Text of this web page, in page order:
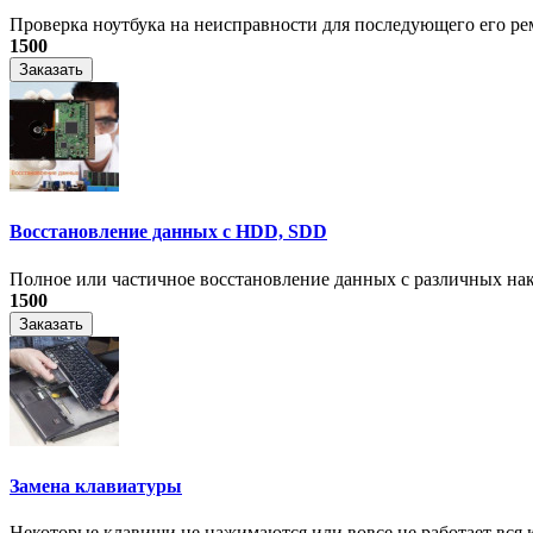
Проверка ноутбука на неисправности для последующего его
1500
Заказать
Восстановление данных с HDD, SDD
Полное или частичное восстановление данных с различных
1500
Заказать
Замена клавиатуры